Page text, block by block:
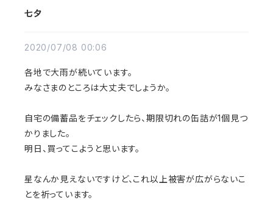
七夕
2020/07/08 00:06
各地で大雨が続いています。
みなさまのところは大丈夫でしょうか。
自宅の備蓄品をチェックしたら、期限切れの缶詰が1個見つ
かりました。
明日、買ってこようと思います。
星なんか見えないですけど、これ以上被害が広がらないこ
とを祈っています。